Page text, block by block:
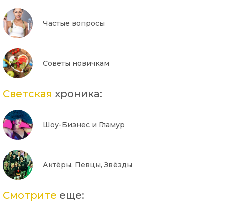
Частые вопросы
Советы новичкам
Светская хроника:
Шоу-Бизнес и Гламур
Актёры, Певцы, Звёзды
Смотрите еще: